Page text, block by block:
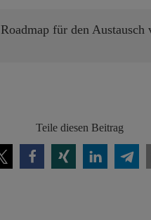
für den Austausch
Teile diesen Beitrag